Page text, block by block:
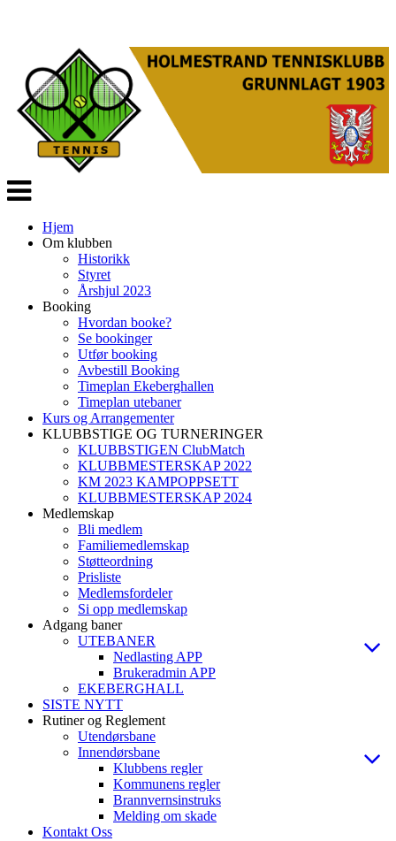
Veksle
navigasjon
Hjem
Om klubben
Historikk
Styret
Årshjul 2023
Booking
Hvordan booke?
Se bookinger
Utfør booking
Avbestill Booking
Timeplan Ekeberghallen
Timeplan utebaner
Kurs og Arrangementer
KLUBBSTIGE OG TURNERINGER
KLUBBSTIGEN ClubMatch
KLUBBMESTERSKAP 2022
KM 2023 KAMPOPPSETT
KLUBBMESTERSKAP 2024
Medlemskap
Bli medlem
Familiemedlemskap
Støtteordning
Prisliste
Medlemsfordeler
Si opp medlemskap
Adgang baner
UTEBANER
Nedlasting APP
Brukeradmin APP
EKEBERGHALL
SISTE NYTT
Rutiner og Reglement
Utendørsbane
Innendørsbane
Klubbens regler
Kommunens regler
Brannvernsinstruks
Melding om skade
Kontakt Oss